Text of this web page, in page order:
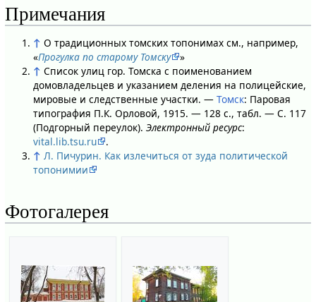
Примечания
↑ О традиционных томских топонимах см., например,
«Прогулка по старому Томску
»
↑ Список улиц гор. Томска с поименованием
домовладельцев и указанием деления на полицейские,
мировые и следственные участки. — Томск: Паровая
типография П.К. Орловой, 1915. — 128 с., табл. — С. 117
(Подгорный переулок). Электронный ресурс:
vital.lib.tsu.ru
.
↑ Л. Пичурин. Как излечиться от зуда политической
топонимии
Фотогалерея